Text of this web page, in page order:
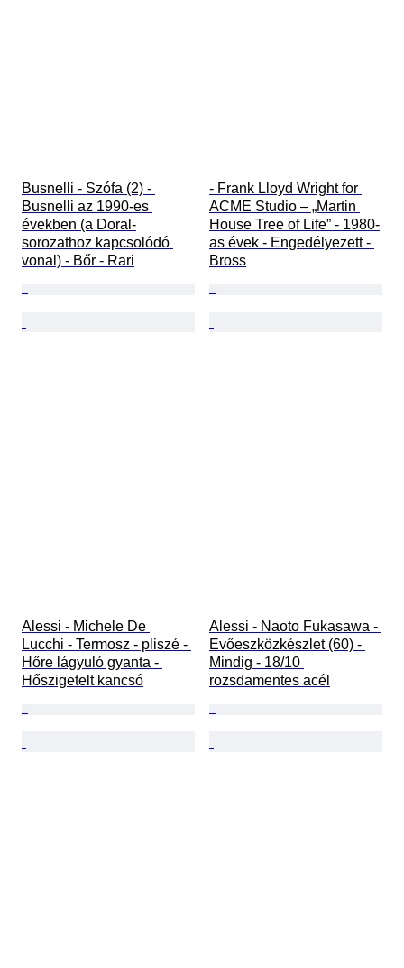
Busnelli - Szófa (2) -
Busnelli az 1990-es
években (a Doral-
sorozathoz kapcsolódó
vonal) - Bőr - Rari
- Frank Lloyd Wright for
ACME Studio – „Martin
House Tree of Life” - 1980-
as évek - Engedélyezett -
Bross
Alessi - Michele De
Lucchi - Termosz - pliszé -
Hőre lágyuló gyanta -
Hőszigetelt kancsó
Alessi - Naoto Fukasawa -
Evőeszközkészlet (60) -
Mindig - 18/10
rozsdamentes acél